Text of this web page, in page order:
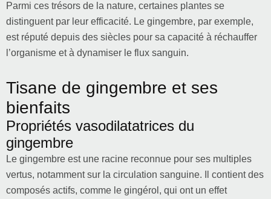
Parmi ces trésors de la nature, certaines plantes se
distinguent par leur efficacité. Le gingembre, par exemple,
est réputé depuis des siècles pour sa capacité à réchauffer
l’organisme et à dynamiser le flux sanguin.
Tisane de gingembre et ses
bienfaits
Propriétés vasodilatatrices du
gingembre
Le gingembre est une racine reconnue pour ses multiples
vertus, notamment sur la circulation sanguine. Il contient des
composés actifs, comme le gingérol, qui ont un effet